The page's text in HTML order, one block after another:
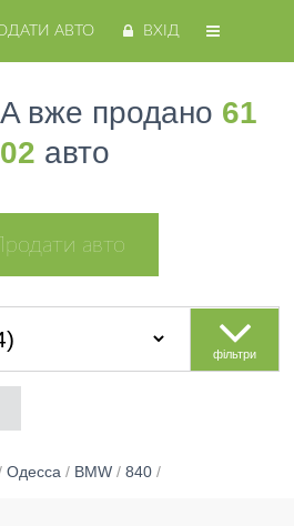
АВТО ВХІД
вже продано 61
авто
Продати авто
фільтри
Одесса / BMW / 840 /